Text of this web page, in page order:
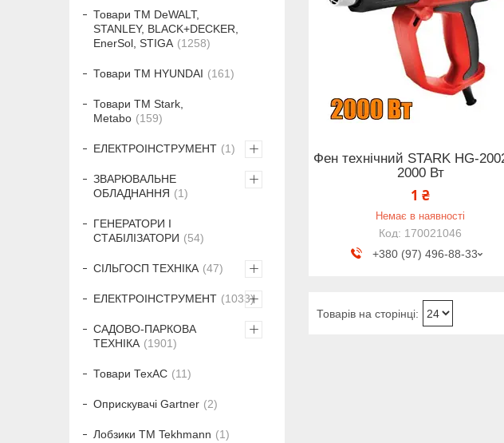
Фен технічний STARK HG-
2000 Вт
1 ₴
Немає в наявності
170021046
+380 (97) 496-88-33
Товари ТМ DeWALT,
STANLEY, BLACK+DECKER,
EnerSol, STIGA
1258
Товари ТМ HYUNDAI 161
Товари ТМ Stark,
Metabo
159
ЕЛЕКТРОІНСТРУМЕНТ 1
ЗВАРЮВАЛЬНЕ
ОБЛАДНАННЯ
1
ГЕНЕРАТОРИ І
СТАБІЛІЗАТОРИ
54
СІЛЬГОСП ТЕХНІКА 47
ЕЛЕКТРОІНСТРУМЕНТ 1033
САДОВО-ПАРКОВА
ТЕХНІКА
1901
Товари ТехАС 11
Оприскувачі Gartner 2
Лобзики ТМ Tekhmann 1